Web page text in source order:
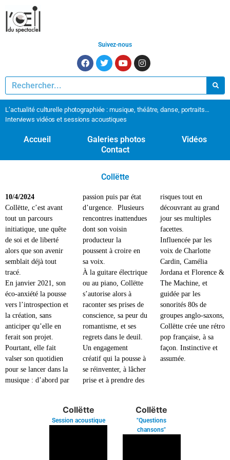
Suivez-nous
L’actualité culturelle photographiée : musique, théâtre, danse, portraits…
Interviews vidéos et sessions acoustiques
Accueil Galeries photos
Vidéos
Contact
Collëtte
10/4/2024
Collëtte, c’est avant
tout un parcours
initiatique, une quête
de soi et de liberté
alors que son avenir
semblait déjà tout
tracé.
En janvier 2021, son
éco-anxiété la pousse
vers l’introspection et
la création, sans
anticiper qu’elle en
ferait son projet.
Pourtant, elle fait
valser son quotidien
pour se lancer dans la
musique : d’abord par
passion puis par état
d’urgence. Plusieurs
rencontres inattendues
dont son voisin
producteur la
poussent à croire en
sa voix.
À la guitare électrique
ou au piano, Collëtte
s’autorise alors à
raconter ses prises de
conscience, sa peur du
romantisme, et ses
regrets dans le deuil.
Un engagement
créatif qui la pousse à
se réinventer, à lâcher
prise et à prendre des
risques tout en
découvrant au grand
jour ses multiples
facettes.
Influencée par les
voix de Charlotte
Cardin, Camélia
Jordana et Florence &
The Machine, et
guidée par les
sonorités 80s de
groupes anglo-saxons,
Collëtte crée une rétro
pop française, à sa
façon. Instinctive et
assumée.
Collëtte
Session acoustique
Collëtte
"Questions
chansons"